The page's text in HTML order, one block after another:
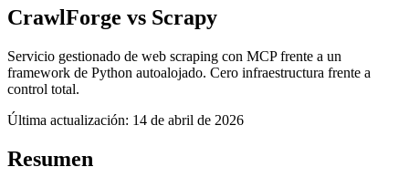
CrawlForge vs Scrapy
Servicio gestionado de web scraping con MCP frente a un
framework de Python autoalojado. Cero infraestructura frente a
control total.
Última actualización: 14 de abril de 2026
Resumen